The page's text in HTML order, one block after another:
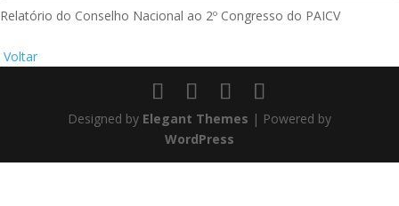
Relatório do Conselho Nacional ao 2º Congresso do PAICV
Voltar
Designed by Elegant Themes | Powered by
WordPress